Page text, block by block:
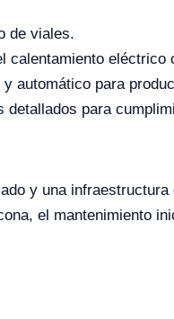
de viales.
eléctrico
automático para
para
y una infraestructura
el mantenimiento